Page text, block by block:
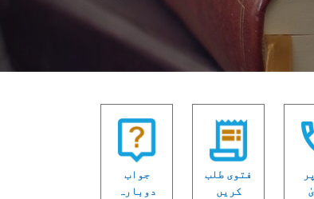
فتوی طلب
کریں
جواب
دوبارہ